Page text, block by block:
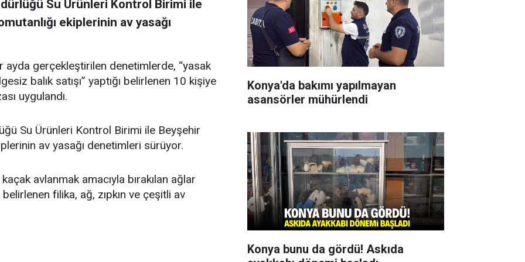
Su Ürünleri Kontrol Birimi ile
ekiplerinin av yasağı
ayda gerçekleştirilen denetimlerde, “yasak
balık satışı” yaptığı belirlenen 10 kişiye
uygulandı.
Su Ürünleri Kontrol Birimi ile Beyşehir
av yasağı denetimleri sürüyor.
avlanmak amacıyla bırakılan ağlar
belirlenen filika, ağ, zıpkın ve çeşitli av
Konya'da bakımı yapılmayan
asansörler mühürlendi
Konya bunu da gördü! Askıda